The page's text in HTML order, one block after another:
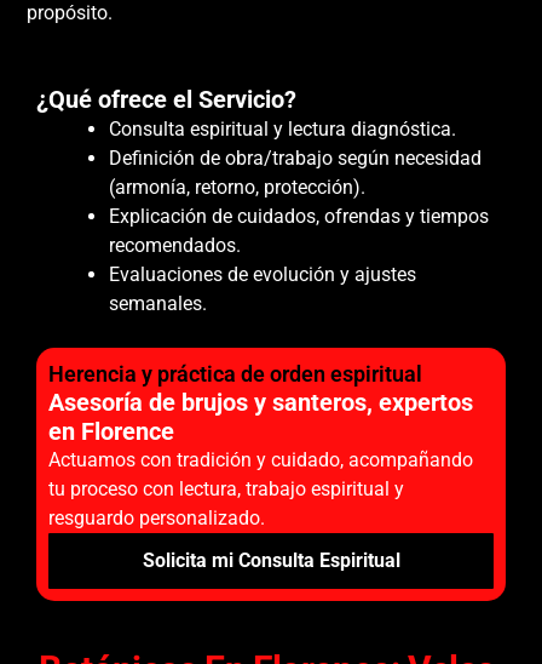
propósito.
¿Qué ofrece el Servicio?
Consulta espiritual y lectura diagnóstica.
Definición de obra/trabajo según necesidad
(armonía, retorno, protección).
Explicación de cuidados, ofrendas y tiempos
recomendados.
Evaluaciones de evolución y ajustes
semanales.
Herencia y práctica de orden espiritual
Asesoría de brujos y santeros, expertos
en Florence
Actuamos con tradición y cuidado, acompañando
tu proceso con lectura, trabajo espiritual y
resguardo personalizado.
Solicita mi Consulta Espiritual